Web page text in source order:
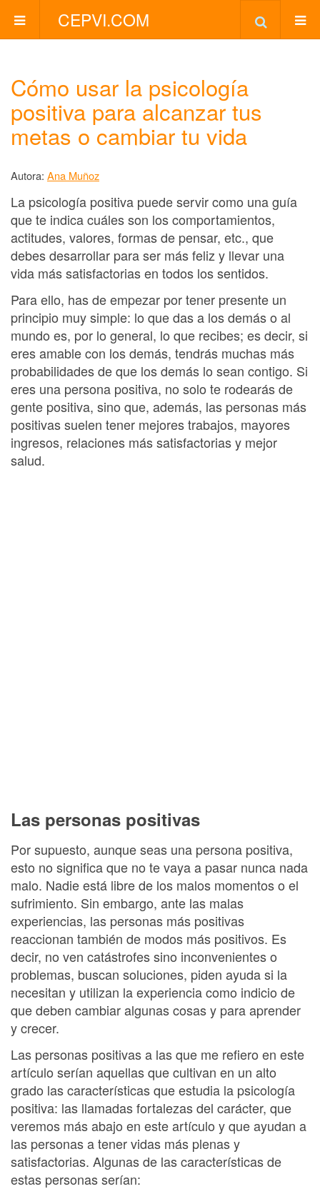
CEPVI.COM
Cómo usar la psicología
positiva para alcanzar tus
metas o cambiar tu vida
Autora: Ana Muñoz
La psicología positiva puede servir como una guía
que te indica cuáles son los comportamientos,
actitudes, valores, formas de pensar, etc., que
debes desarrollar para ser más feliz y llevar una
vida más satisfactorias en todos los sentidos.
Para ello, has de empezar por tener presente un
principio muy simple: lo que das a los demás o al
mundo es, por lo general, lo que recibes; es decir, si
eres amable con los demás, tendrás muchas más
probabilidades de que los demás lo sean contigo. Si
eres una persona positiva, no solo te rodearás de
gente positiva, sino que, además, las personas más
positivas suelen tener mejores trabajos, mayores
ingresos, relaciones más satisfactorias y mejor
salud.
Las personas positivas
Por supuesto, aunque seas una persona positiva,
esto no significa que no te vaya a pasar nunca nada
malo. Nadie está libre de los malos momentos o el
sufrimiento. Sin embargo, ante las malas
experiencias, las personas más positivas
reaccionan también de modos más positivos. Es
decir, no ven catástrofes sino inconvenientes o
problemas, buscan soluciones, piden ayuda si la
necesitan y utilizan la experiencia como indicio de
que deben cambiar algunas cosas y para aprender
y crecer.
Las personas positivas a las que me refiero en este
artículo serían aquellas que cultivan en un alto
grado las características que estudia la psicología
positiva: las llamadas fortalezas del carácter, que
veremos más abajo en este artículo y que ayudan a
las personas a tener vidas más plenas y
satisfactorias. Algunas de las características de
estas personas serían: